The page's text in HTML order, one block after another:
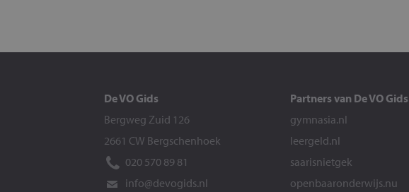
De VO Gids
Bergweg Zuid 126
2661 CW Bergschenhoek
020 570 89 81
info@devogids.nl
Partners van De VO Gids
gymnasia.nl
leergeld.nl
saarisnietgek
openbaaronderwijs.nu